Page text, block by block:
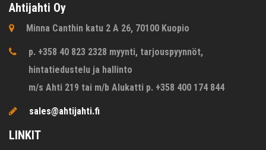
Ahtijahti Oy
Minna Canthin katu 2 A 26, 70100 Kuopio
p. +358 40 823 2328 myynti, tarjouspyynnöt,
hintatiedustelu ja hallinto
m/s Ahti 219 tai m/b Alukatti p. +358 400 174 844
sales@ahtijahti.fi
LINKIT